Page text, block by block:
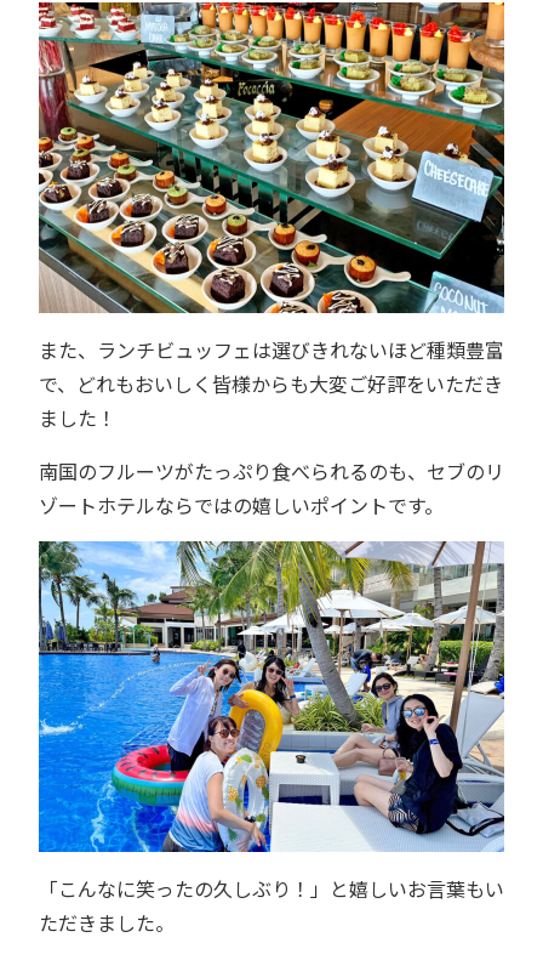
また、ランチビュッフェは選びきれないほど種類豊富
で、どれもおいしく皆様からも大変ご好評をいただき
ました！
南国のフルーツがたっぷり食べられるのも、セブのリ
ゾートホテルならではの嬉しいポイントです。
「こんなに笑ったの久しぶり！」と嬉しいお言葉もい
ただきました。